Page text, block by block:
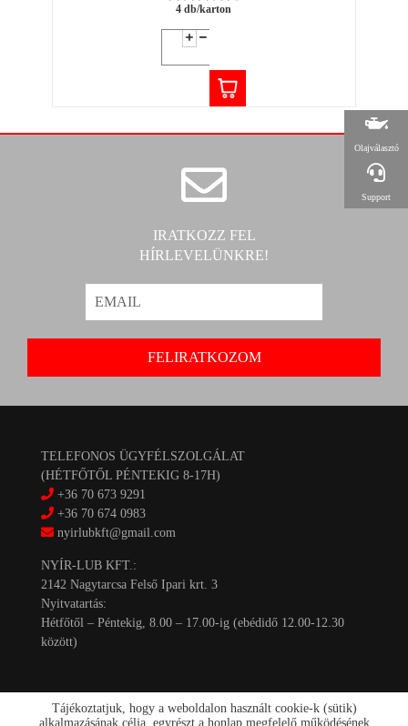
4 db/karton
IRATKOZZ FEL
HÍRLEVELÜNKRE!
TELEFONOS ÜGYFÉLSZOLGÁLAT
(HÉTFŐTŐL PÉNTEKIG 8-17H)
+36 70 673 9291
+36 70 674 0983
nyirlubkft@gmail.com
NYÍR-LUB KFT.:
2142 Nagytarcsa Felső Ipari krt. 3
Nyitvatartás:
Hétfőtől – Péntekig, 8.00 – 17.00-ig (ebédidő 12.00-12.30
között)
Olajválasztó
Support
Tájékoztatjuk, hogy a weboldalon használt cookie-k (sütik)
alkalmazásának célja, egyrészt a honlap megfelelő működésének